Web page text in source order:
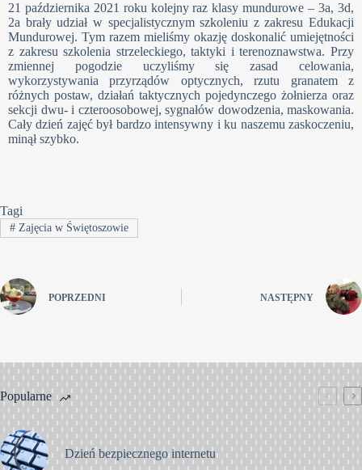
21 października 2021 roku kolejny raz klasy mundurowe – 3a, 3d,
2a brały udział w specjalistycznym szkoleniu z zakresu Edukacji
Mundurowej. Tym razem mieliśmy okazję doskonalić umiejętności
z zakresu szkolenia strzeleckiego, taktyki i terenoznawstwa. Przy
zmiennej pogodzie uczyliśmy się zasad celowania,
wykorzystywania przyrządów optycznych, rzutu granatem z
różnych postaw, działań taktycznych pojedynczego żołnierza oraz
sekcji dwu- i czteroosobowej, sygnałów dowodzenia, maskowania.
Cały dzień zajęć był bardzo intensywny i ku naszemu zaskoczeniu,
minął szybko.
Tagi
#Zajęcia w Świętoszowie
POPRZEDNI NASTĘPNY
Popularne
Dzień bezpiecznego internetu